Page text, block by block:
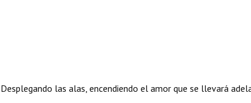
las alas, encendiendo el amor que se llevará